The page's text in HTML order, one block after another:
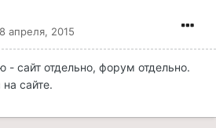
апреля, 2015
- сайт отдельно, форум отдельно.
сайте.